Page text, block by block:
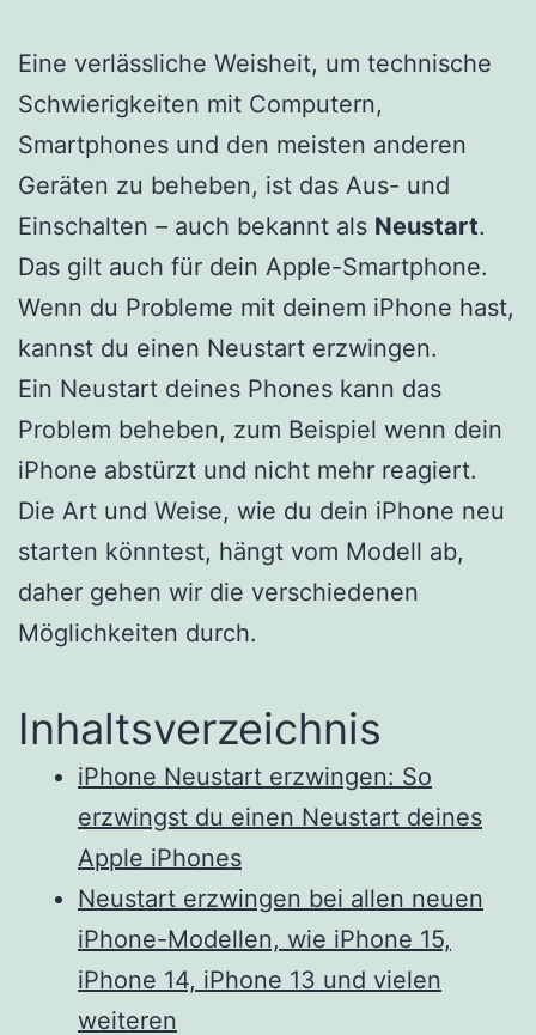
Eine verlässliche Weisheit, um technische
Schwierigkeiten mit Computern,
Smartphones und den meisten anderen
Geräten zu beheben, ist das Aus- und
Einschalten – auch bekannt als Neustart.
Das gilt auch für dein Apple-Smartphone.
Wenn du Probleme mit deinem iPhone hast,
kannst du einen Neustart erzwingen.
Ein Neustart deines Phones kann das
Problem beheben, zum Beispiel wenn dein
iPhone abstürzt und nicht mehr reagiert.
Die Art und Weise, wie du dein iPhone neu
starten könntest, hängt vom Modell ab,
daher gehen wir die verschiedenen
Möglichkeiten durch.
Inhaltsverzeichnis
iPhone Neustart erzwingen: So
erzwingst du einen Neustart deines
Apple iPhones
Neustart erzwingen bei allen neuen
iPhone-Modellen, wie iPhone 15,
iPhone 14, iPhone 13 und vielen
weiteren